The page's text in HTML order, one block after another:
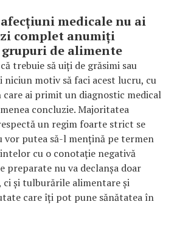
medicale nu ai
complet anumiți
de alimente
trebuie să uiți de grăsimi sau
niciun motiv să faci acest lucru, cu
care ai primit un diagnostic medical
concluzie. Majoritatea
un regim foarte strict se
vor putea să-l mențină pe termen
cu o conotație negativă
nu va declanșa doar
ci și tulburările alimentare și
care îți pot pune sănătatea în